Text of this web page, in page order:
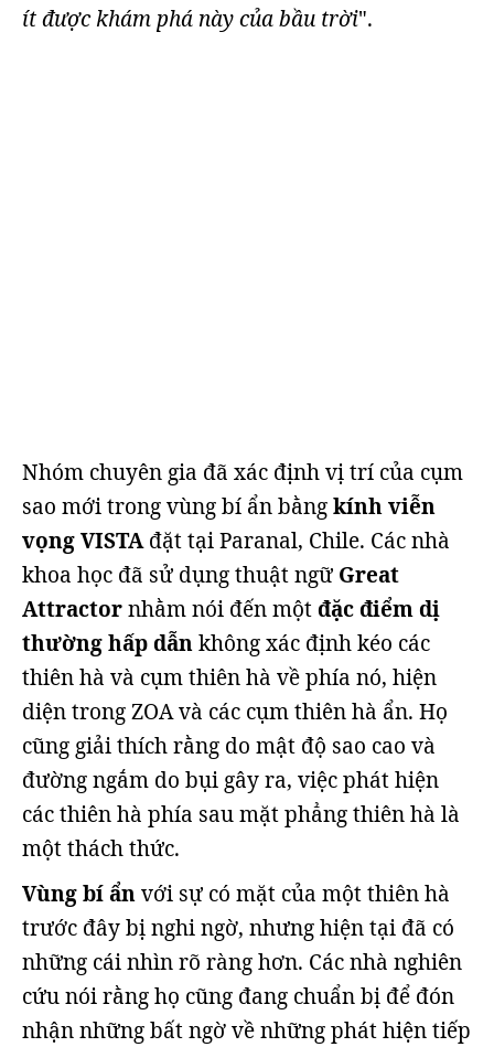
ít được khám phá này của bầu trời".
Nhóm chuyên gia đã xác định vị trí của cụm
sao mới trong vùng bí ẩn bằngkính viễn
vọng VISTAđặt tại Paranal, Chile. Các nhà
khoa học đã sử dụng thuật ngữ Great
Attractornhằm nói đến mộtđặc điểm dị
thường hấp dẫnkhông xác định kéo các
thiên hà và cụm thiên hà về phía nó, hiện
diện trong ZOA và các cụm thiên hà ẩn. Họ
cũng giải thích rằng do mật độ sao cao và
đường ngắm do bụi gây ra, việc phát hiện
các thiên hà phía sau mặt phẳng thiên hà là
một thách thức.
Vùng bí ẩnvới sự có mặt của một thiên hà
trước đây bị nghi ngờ, nhưng hiện tại đã có
những cái nhìn rõ ràng hơn. Các nhà nghiên
cứu nói rằng họ cũng đang chuẩn bị để đón
nhận những bất ngờ về những phát hiện tiếp